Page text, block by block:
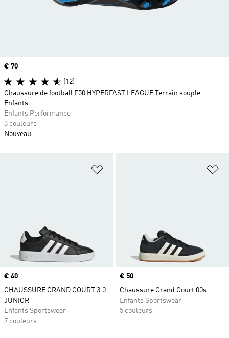
Ajouter à la Liste de produits
Prix
€ 40
CHAUSSURE GRAND COURT 3.0
JUNIOR
Enfants Sportswear
7 couleurs
Prix
€ 50
Chaussure Grand Court 00s
Enfants Sportswear
5 couleurs
Prix
€ 70
(12)
Chaussure de football F50 HYPERFAST LEAGUE Terrain souple
Enfants
Enfants Performance
3 couleurs
Nouveau